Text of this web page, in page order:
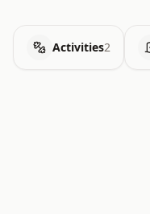
Activities2